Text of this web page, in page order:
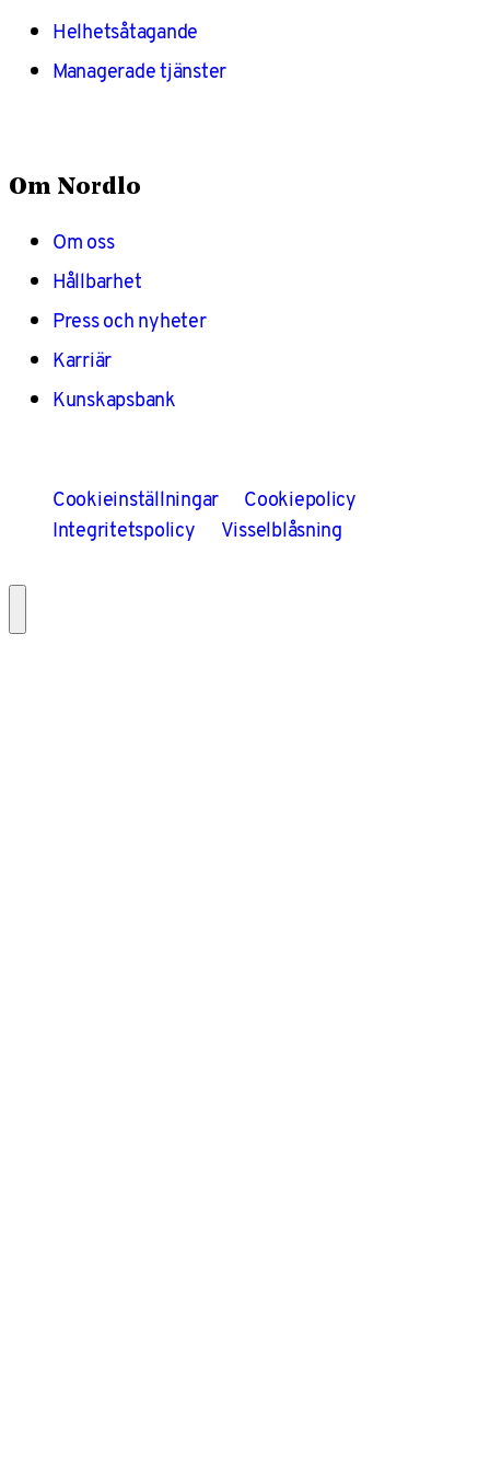
Helhetsåtagande
Managerade tjänster
Om Nordlo
Om oss
Hållbarhet
Press och nyheter
Karriär
Kunskapsbank
Cookieinställningar
Cookiepolicy
Integritetspolicy
Visselblåsning